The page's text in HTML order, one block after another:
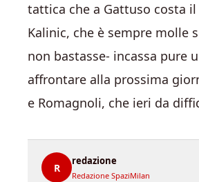
tattica che a Gattuso costa
Kalinic, che è sempre molle
non bastasse- incassa pure
affrontare alla prossima
e Romagnoli, che ieri da
R
redazione
Redazione SpaziMilan